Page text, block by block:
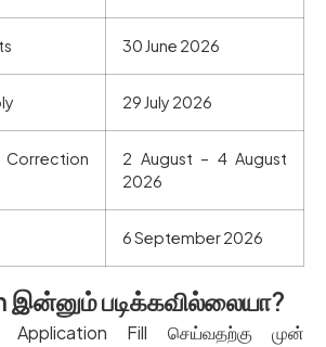
30 June 2026
29 July 2026
2 August – 4 August
2026
6 September 2026
படிக்கவில்லையா?
Application Fill செய்வதற்கு
முன்